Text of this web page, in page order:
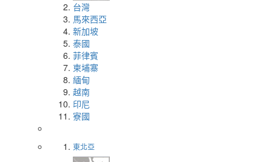
台灣
馬來西亞
新加坡
泰國
菲律賓
柬埔寨
緬甸
越南
印尼
寮國
東北亞